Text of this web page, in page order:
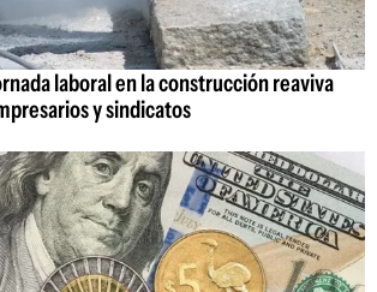
laboral en la construcción reaviva
y sindicatos